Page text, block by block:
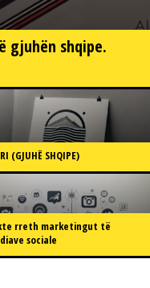
gjuhën shqipe.
(GJUHË SHQIPE)
rreth marketingut të
sociale